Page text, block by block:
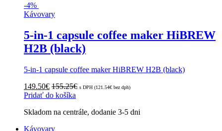
-4%
Kávovary
5-in-1 capsule coffee maker HiBREW
H2B (black)
5-in-1 capsule coffee maker HiBREW H2B (black)
149.50€ 155.25€ s DPH (121.54€ bez dph)
Pridať do košíka
Skladom na centrále, dodanie 3-5 dni
Kávovary